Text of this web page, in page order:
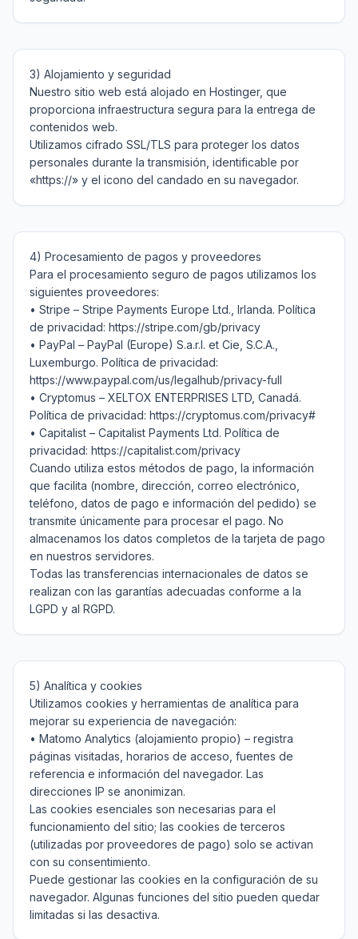
3) Alojamiento y seguridad
Nuestro sitio web está alojado en Hostinger, que
proporciona infraestructura segura para la entrega de
contenidos web.
Utilizamos cifrado SSL/TLS para proteger los datos
personales durante la transmisión, identificable por
4) Procesamiento de pagos y proveedores
Para el procesamiento seguro de pagos utilizamos los
siguientes proveedores:
• Stripe – Stripe Payments Europe Ltd., Irlanda. Política
de privacidad: https://stripe.com/gb/privacy
• PayPal – PayPal (Europe) S.a.r.l. et Cie, S.C.A.,
Luxemburgo. Política de privacidad:
https://www.paypal.com/us/legalhub/privacy-full
• Cryptomus – XELTOX ENTERPRISES LTD, Canadá.
Política de privacidad: https://cryptomus.com/privacy#
• Capitalist – Capitalist Payments Ltd. Política de
privacidad: https://capitalist.com/privacy
Cuando utiliza estos métodos de pago, la información
que facilita (nombre, dirección, correo electrónico,
teléfono, datos de pago e información del pedido) se
transmite únicamente para procesar el pago. No
almacenamos los datos completos de la tarjeta de pago
en nuestros servidores.
Todas las transferencias internacionales de datos se
realizan con las garantías adecuadas conforme a la
5) Analítica y cookies
Utilizamos cookies y herramientas de analítica para
mejorar su experiencia de navegación:
• Matomo Analytics (alojamiento propio) – registra
páginas visitadas, horarios de acceso, fuentes de
referencia e información del navegador. Las
direcciones IP se anonimizan.
Las cookies esenciales son necesarias para el
funcionamiento del sitio; las cookies de terceros
(utilizadas por proveedores de pago) solo se activan
con su consentimiento.
Puede gestionar las cookies en la configuración de su
navegador. Algunas funciones del sitio pueden quedar